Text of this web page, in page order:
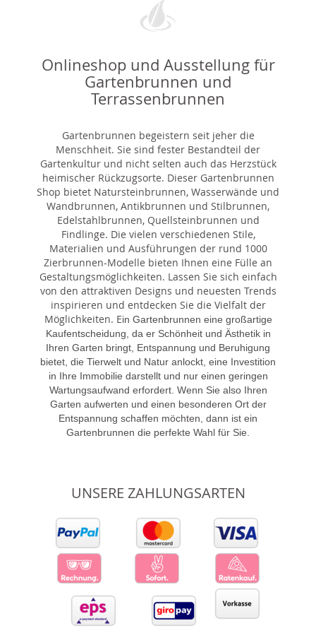
Onlineshop und Ausstellung für
Gartenbrunnen und
Terrassenbrunnen
Gartenbrunnen begeistern seit jeher die
Menschheit. Sie sind fester Bestandteil der
Gartenkultur und nicht selten auch das Herzstück
heimischer Rückzugsorte. Dieser Gartenbrunnen
Shop bietet Natursteinbrunnen, Wasserwände und
Wandbrunnen, Antikbrunnen und Stilbrunnen,
Edelstahlbrunnen, Quellsteinbrunnen und
Findlinge. Die vielen verschiedenen Stile,
Materialien und Ausführungen der rund 1000
Zierbrunnen-Modelle bieten Ihnen eine Fülle an
Gestaltungsmöglichkeiten. Lassen Sie sich einfach
von den attraktiven Designs und neuesten Trends
inspirieren und entdecken Sie die Vielfalt der
Möglichkeiten. Ein Gartenbrunnen eine großartige
Kaufentscheidung, da er Schönheit und Ästhetik in
Ihren Garten bringt, Entspannung und Beruhigung
bietet, die Tierwelt und Natur anlockt, eine Investition
in Ihre Immobilie darstellt und nur einen geringen
Wartungsaufwand erfordert. Wenn Sie also Ihren
Garten aufwerten und einen besonderen Ort der
Entspannung schaffen möchten, dann ist ein
Gartenbrunnen die perfekte Wahl für Sie.
UNSERE ZAHLUNGSARTEN